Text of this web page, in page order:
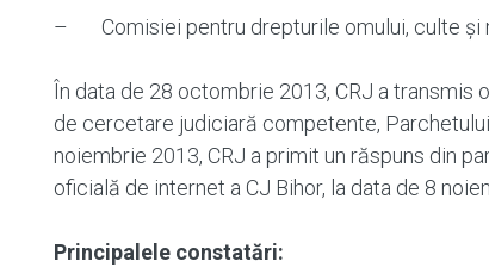
– Comisiei pentru drepturile omului, culte şi
În data de 28 octombrie 2013, CRJ a
de cercetare judiciară competente,
noiembrie 2013, CRJ a primit un răspuns din
oficială de internet a CJ Bihor, la data de 8
Principalele constatări: